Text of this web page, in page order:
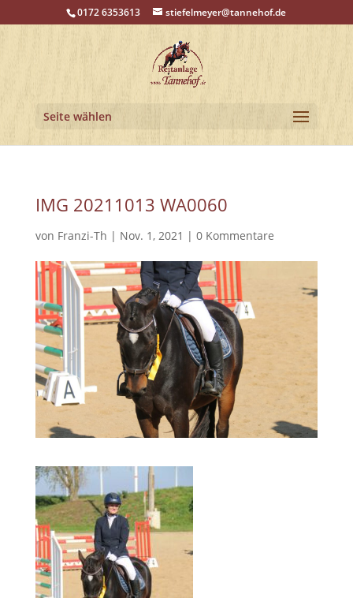
0172 6353613 stiefelmeyer@tannehof.de
Seite wählen
IMG 20211013 WA0060
von Franzi-Th | Nov. 1, 2021 | 0 Kommentare